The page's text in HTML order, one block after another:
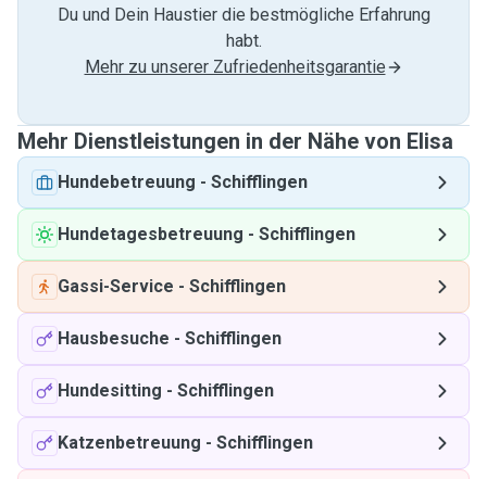
Du und Dein Haustier die bestmögliche Erfahrung
habt.
Mehr zu unserer Zufriedenheitsgarantie
Mehr Dienstleistungen in der Nähe von Elisa
Hundebetreuung - Schifflingen
Hundetagesbetreuung - Schifflingen
Gassi-Service - Schifflingen
Hausbesuche - Schifflingen
Hundesitting - Schifflingen
Katzenbetreuung - Schifflingen